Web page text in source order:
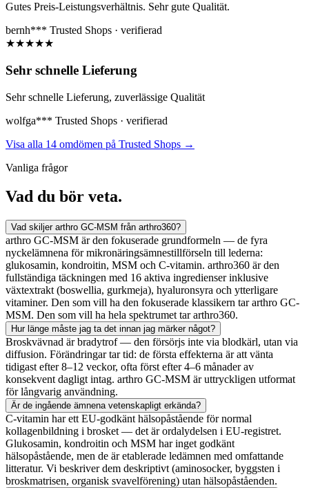
Gutes Preis-Leistungsverhältnis. Sehr gute Qualität.
bernh*** Trusted Shops · verifierad
★★★★★
Sehr schnelle Lieferung
Sehr schnelle Lieferung, zuverlässige Qualität
wolfga*** Trusted Shops · verifierad
Visa alla 14 omdömen på Trusted Shops →
Vanliga frågor
Vad du bör veta.
Vad skiljer arthro GC-MSM från arthro360?
arthro GC-MSM är den fokuserade grundformeln — de fyra
nyckelämnena för mikronäringsämnestillförseln till lederna:
glukosamin, kondroitin, MSM och C-vitamin. arthro360 är den
fullständiga täckningen med 16 aktiva ingredienser inklusive
växtextrakt (boswellia, gurkmeja), hyaluronsyra och ytterligare
vitaminer. Den som vill ha den fokuserade klassikern tar arthro GC-
MSM. Den som vill ha hela spektrumet tar arthro360.
Hur länge måste jag ta det innan jag märker något?
Broskvävnad är bradytrof — den försörjs inte via blodkärl, utan via
diffusion. Förändringar tar tid: de första effekterna är att vänta
tidigast efter 8–12 veckor, ofta först efter 4–6 månader av
konsekvent dagligt intag. arthro GC-MSM är uttryckligen utformat
för långvarig användning.
Är de ingående ämnena vetenskapligt erkända?
C-vitamin har ett EU-godkänt hälsopåstående för normal
kollagenbildning i brosket — det är ordalydelsen i EU-registret.
Glukosamin, kondroitin och MSM har inget godkänt
hälsopåstående, men de är etablerade ledämnen med omfattande
litteratur. Vi beskriver dem deskriptivt (aminosocker, byggsten i
broskmatrisen, organisk svavelförening) utan hälsopåståenden.